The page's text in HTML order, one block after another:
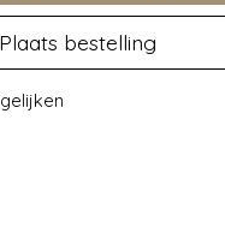
Plaats bestelling